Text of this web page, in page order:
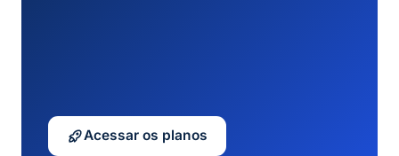
Acessar os planos